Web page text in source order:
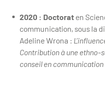
2020 : Doctoraten
communication, sous la
Adeline Wrona :
Contribution à une ethno-
conseil en communication